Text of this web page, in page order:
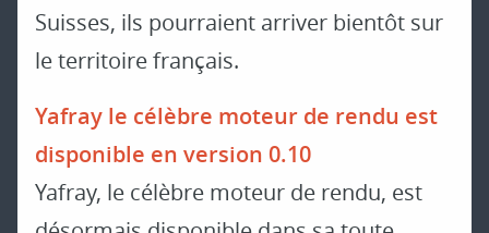
Suisses, ils pourraient arriver bientôt sur
le territoire français.
Yafray le célèbre moteur de rendu est
disponible en version 0.10
Yafray, le célèbre moteur de rendu, est